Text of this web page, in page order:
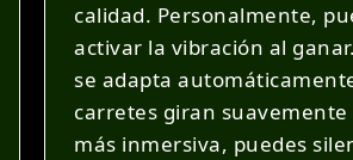
calidad. Personalmente,
activar la vibración al
se adapta
carretes giran
más inmersiva, puedes